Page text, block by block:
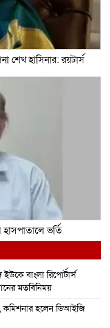
শেখ হাসিনার: রয়টার্স
ভর্তি
ইউকে বাংলা রিপোর্টার্স
মতবিনিময়
কমিশনার হলেন ডিআইজি